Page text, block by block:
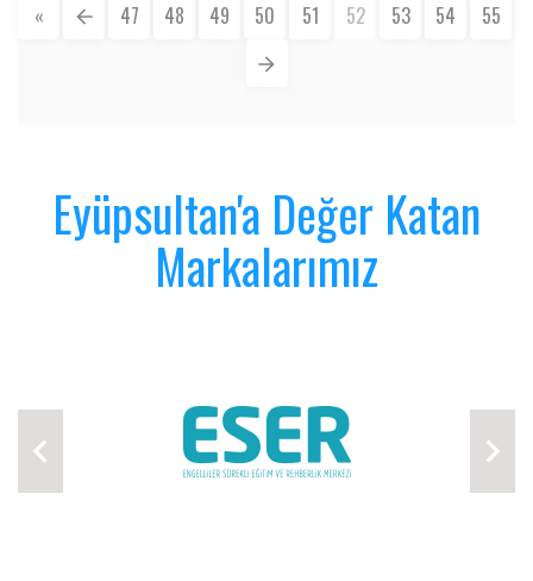
« 47 48 49 50 51 52 53 54 55
Eyüpsultan'a Değer Katan
Markalarımız